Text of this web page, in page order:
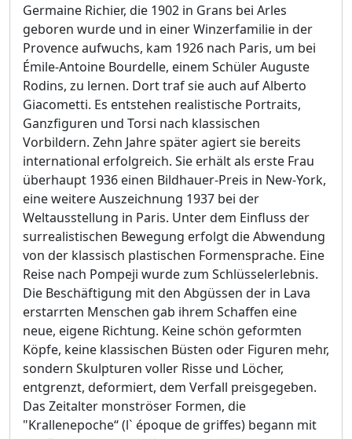
Germaine Richier, die 1902 in Grans bei Arles
geboren wurde und in einer Winzerfamilie in der
Provence aufwuchs, kam 1926 nach Paris, um bei
Émile-Antoine Bourdelle, einem Schüler Auguste
Rodins, zu lernen. Dort traf sie auch auf Alberto
Giacometti. Es entstehen realistische Portraits,
Ganzfiguren und Torsi nach klassischen
Vorbildern. Zehn Jahre später agiert sie bereits
international erfolgreich. Sie erhält als erste Frau
überhaupt 1936 einen Bildhauer-Preis in New-York,
eine weitere Auszeichnung 1937 bei der
Weltausstellung in Paris. Unter dem Einfluss der
surrealistischen Bewegung erfolgt die Abwendung
von der klassisch plastischen Formensprache. Eine
Reise nach Pompeji wurde zum Schlüsselerlebnis.
Die Beschäftigung mit den Abgüssen der in Lava
erstarrten Menschen gab ihrem Schaffen eine
neue, eigene Richtung. Keine schön geformten
Köpfe, keine klassischen Büsten oder Figuren mehr,
sondern Skulpturen voller Risse und Löcher,
entgrenzt, deformiert, dem Verfall preisgegeben.
Das Zeitalter monströser Formen, die
"Krallenepoche“ (l` époque de griffes) begann mit